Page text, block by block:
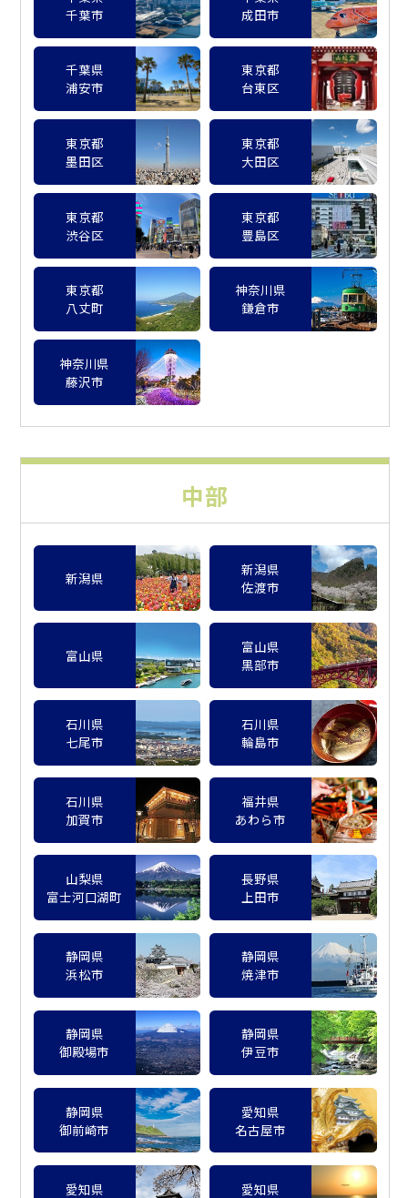
千葉市
成田市
千葉県
浦安市
東京都
台東区
東京都
墨田区
東京都
大田区
東京都
渋谷区
東京都
豊島区
東京都
八丈町
神奈川県
鎌倉市
神奈川県
藤沢市
中部
新潟県
新潟県
佐渡市
富山県
富山県
黒部市
石川県
七尾市
石川県
輪島市
石川県
加賀市
福井県
あわら市
山梨県
富士河口湖町
長野県
上田市
静岡県
浜松市
静岡県
焼津市
静岡県
御殿場市
静岡県
伊豆市
静岡県
御前崎市
愛知県
名古屋市
愛知県
愛知県